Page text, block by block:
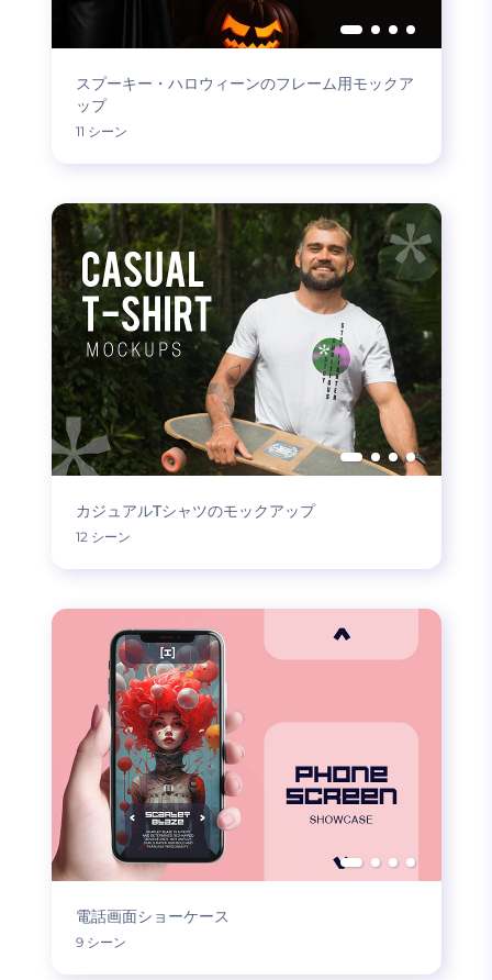
スプーキー・ハロウィーンのフレーム用モックア
ップ
11 シーン
カジュアルTシャツのモックアップ
12 シーン
電話画面ショーケース
9 シーン